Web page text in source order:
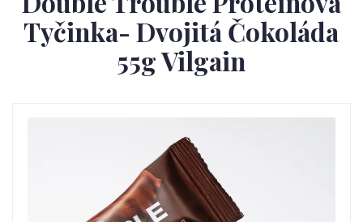
Tyčinka- Dvojitá Čokoláda
55g Vilgain